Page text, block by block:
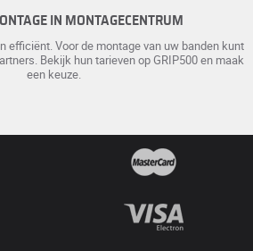
IN MONTAGECENTRUM
efficiënt. Voor de montage van uw banden kunt
Bekijk hun tarieven op GRIP500 en maak
een keuze.